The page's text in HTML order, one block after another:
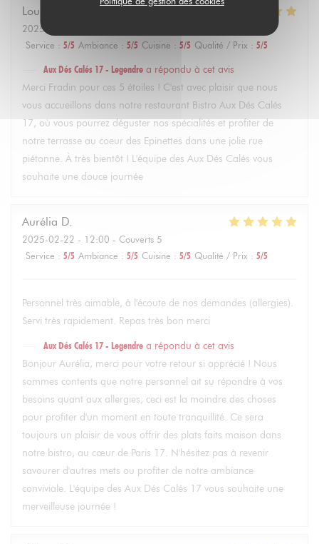
Louise
2025-02-22
Service : 5/5 Ambiance : 5/5 Cuisine : 5/5 Qualité / Prix : 5/5
Aux Dés Calés 17 - Legendre a répondu à cet avis
Merci Fradin pour ces 5 étoiles ! C'est avec plaisir que nous
vous accueillons dans notre restaurant Bistro Aux Dés Calés
17, où vous pourrez déguster nos spécialités et profiter de
notre terrasse au coeur des Epinettes dans une jolie rue
piétonne. À très bientôt ! L'équipe des Aux Dés Calés vous
souhaite une douce journée
Aurélia D
2025-02-22 - 12:00 - Couverts 5
Service : 5/5 Ambiance : 5/5 Cuisine : 5/5 Qualité / Prix : 5/5
Personnel très aimable, à l'écoute de nos demandes (allergies).
Servi très rapidement. Repas très bon merci
Aux Dés Calés 17 - Legendre a répondu à cet avis
Bonjour Aurélia, merci pour votre retour si apprécié ! Nous
sommes contents que notre personnel ait su répondre à vos
besoins quant aux allergies, ceci est la moindre des choses
pour profiter d'un moment en toute tranquillité. Ce sera
toujours un plaisir de vous offrir des plats faits maison dans
notre bistro, au cœur de Paris 17. N'hésitez pas à revenir
savourer d'autres mets ou profiter de notre ambiance
conviviale. L'équipe des Aux Dés Calés 17 vous souhaite une
merveilleuse journée !